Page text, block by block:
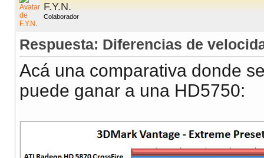
F.Y.N.
Colaborador
Respuesta: Diferencias de
Acá una comparativa donde
puede ganar a una HD5750: